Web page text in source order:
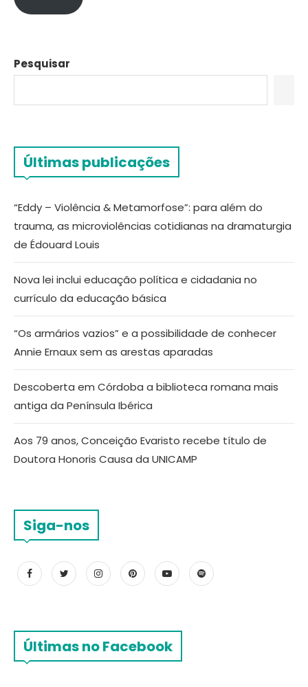
Pesquisar
Últimas publicações
“Eddy – Violência & Metamorfose”: para além do
trauma, as microviolências cotidianas na dramaturgia
de Édouard Louis
Nova lei inclui educação política e cidadania no
currículo da educação básica
“Os armários vazios” e a possibilidade de conhecer
Annie Ernaux sem as arestas aparadas
Descoberta em Córdoba a biblioteca romana mais
antiga da Península Ibérica
Aos 79 anos, Conceição Evaristo recebe título de
Doutora Honoris Causa da UNICAMP
Siga-nos
Últimas no Facebook